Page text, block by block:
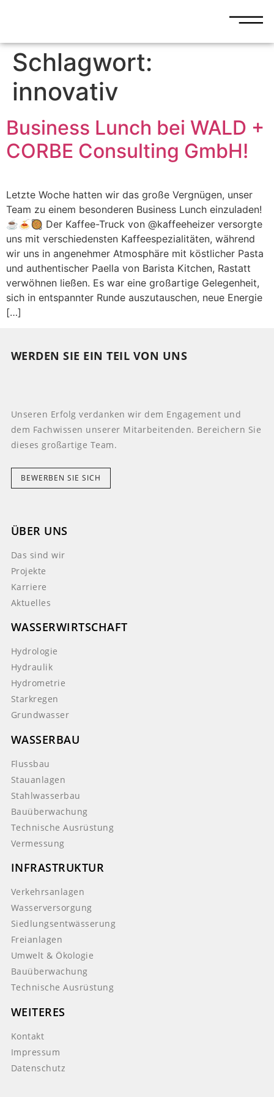
Schlagwort:
innovativ
Business Lunch bei WALD +
CORBE Consulting GmbH!
Letzte Woche hatten wir das große Vergnügen, unser
Team zu einem besonderen Business Lunch einzuladen!
☕🍝🥘 Der Kaffee-Truck von @kaffeeheizer versorgte
uns mit verschiedensten Kaffeespezialitäten, während
wir uns in angenehmer Atmosphäre mit köstlicher Pasta
und authentischer Paella von Barista Kitchen, Rastatt
verwöhnen ließen. Es war eine großartige Gelegenheit,
sich in entspannter Runde auszutauschen, neue Energie
[…]
WERDEN SIE EIN TEIL VON UNS
Unseren Erfolg verdanken wir dem Engagement und
dem Fachwissen unserer Mitarbeitenden. Bereichern Sie
dieses großartige Team.
BEWERBEN SIE SICH
ÜBER UNS
Das sind wir
Projekte
Karriere
Aktuelles
WASSERWIRTSCHAFT
Hydrologie
Hydraulik
Hydrometrie
Starkregen
Grundwasser
WASSERBAU
Flussbau
Stauanlagen
Stahlwasserbau
Bauüberwachung
Technische Ausrüstung
Vermessung
INFRASTRUKTUR
Verkehrsanlagen
Wasserversorgung
Siedlungsentwässerung
Freianlagen
Umwelt & Ökologie
Bauüberwachung
Technische Ausrüstung
WEITERES
Kontakt
Impressum
Datenschutz